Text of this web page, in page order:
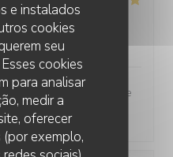
e instalados
cookies
seu
cookies
para analisar
medir a
oferecer
exemplo,
:5/5 quality_price
L’ail des ours reste le
de loin.